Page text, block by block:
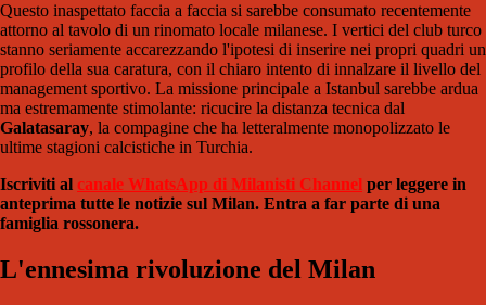
Questo inaspettato faccia a faccia si sarebbe consumato recentemente
attorno al tavolo di un rinomato locale milanese. I vertici del club turco
stanno seriamente accarezzando l'ipotesi di inserire nei propri quadri un
profilo della sua caratura, con il chiaro intento di innalzare il livello del
management sportivo. La missione principale a Istanbul sarebbe ardua
ma estremamente stimolante: ricucire la distanza tecnica dal
Galatasaray, la compagine che ha letteralmente monopolizzato le
ultime stagioni calcistiche in Turchia.
Iscriviti al canale WhatsApp di Milanisti Channel per leggere in
anteprima tutte le notizie sul Milan. Entra a far parte di una
famiglia rossonera.
L'ennesima rivoluzione del Milan